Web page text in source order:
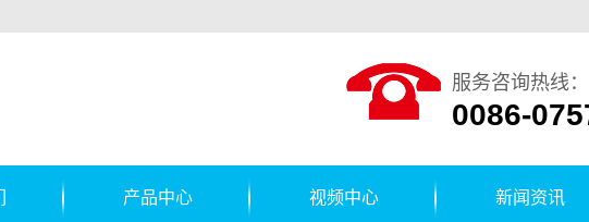
服务咨询热线：
0086-
产品中心 视频中心 新闻资讯